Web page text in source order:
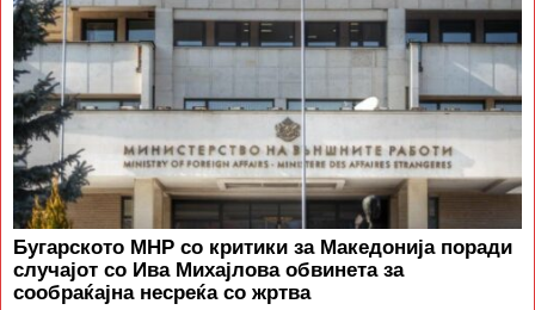
Бугарското МНР со критики за Македонија поради
случајот со Ива Михајлова обвинета за
сообраќајна несреќа со жртва